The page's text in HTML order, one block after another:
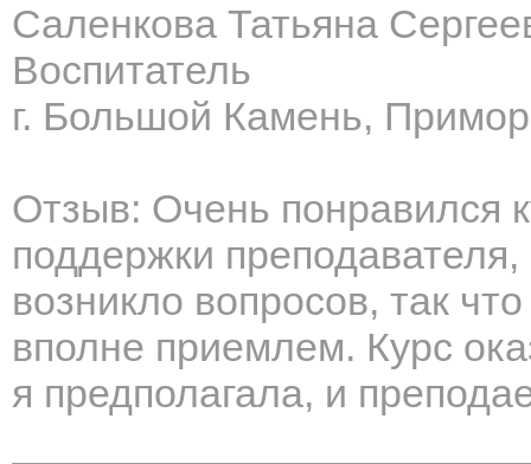
Саленкова Татьяна
Воспитатель
г. Большой Камень,
Отзыв: Очень понравился
поддержки
возникло вопросов, так
вполне приемлем. Курс
я предполагала, и